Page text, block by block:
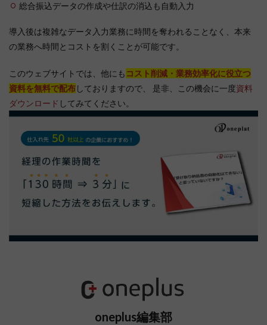
総合振込データの作成や仕訳の消込も自動入力
導入後は複雑なデータ入力業務に時間を奪われることなく、本来
の業務へ時間とコストを割くことが可能です。
このウェブサイトでは、他にも コスト削減・業務効率化に役立つ
資料を無料で配布しておりますので、 是非、この機会に一度資料
ダウンロード してみてください。
oneplus編集部